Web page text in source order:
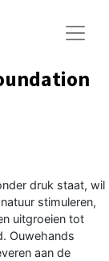
druk staat, wil
stimuleren,
uitgroeien tot
Ouwehands
aan de